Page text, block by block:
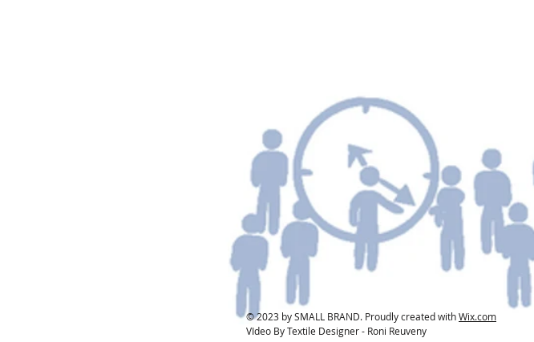
© 2023 by SMALL BRAND. Proudly created withWix.com
VIdeo By Textile Designer - Roni Reuveny